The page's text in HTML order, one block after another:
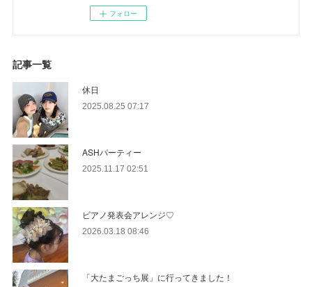
フォロー
記事一覧
休日
2025.08.25 07:17
ASHパーティー
2025.11.17 02:51
ピアノ発表会アレンジ♡
2026.03.18 08:46
「大たまごっち展」に行ってきました！